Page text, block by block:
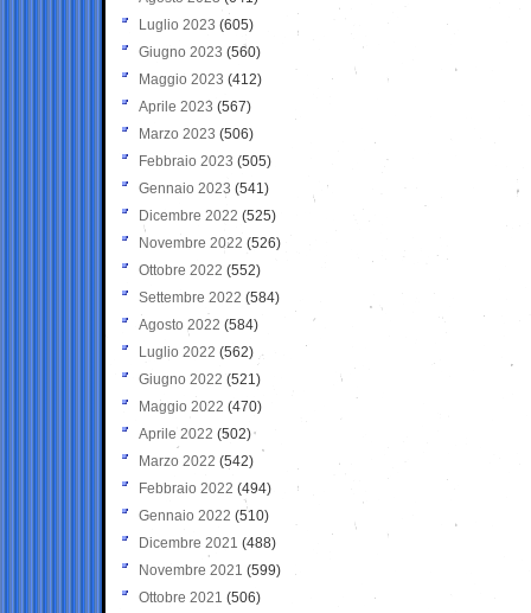
Luglio 2023 (605)
Giugno 2023 (560)
Maggio 2023 (412)
Aprile 2023 (567)
Marzo 2023 (506)
Febbraio 2023 (505)
Gennaio 2023 (541)
Dicembre 2022 (525)
Novembre 2022 (526)
Ottobre 2022 (552)
Settembre 2022 (584)
Agosto 2022 (584)
Luglio 2022 (562)
Giugno 2022 (521)
Maggio 2022 (470)
Aprile 2022 (502)
Marzo 2022 (542)
Febbraio 2022 (494)
Gennaio 2022 (510)
Dicembre 2021 (488)
Novembre 2021 (599)
Ottobre 2021 (506)